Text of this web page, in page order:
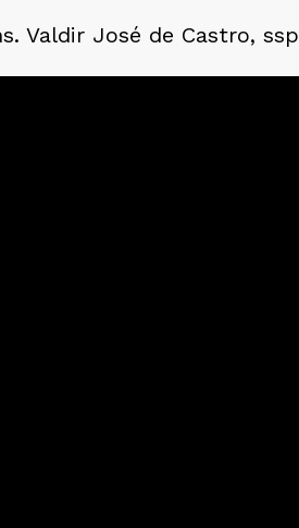
Valdir José de Castro, ssp